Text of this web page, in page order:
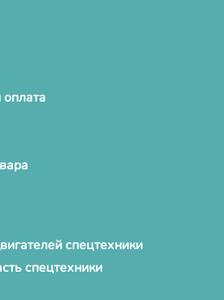
спецтехники
спецтехники